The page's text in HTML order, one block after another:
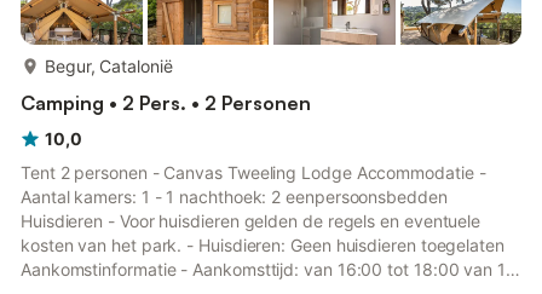
Begur, Catalonië
Camping • 2 Pers. • 2 Personen
10,0
Tent 2 personen - Canvas Tweeling Lodge Accommodatie -
Aantal kamers: 1 - 1 nachthoek: 2 eenpersoonsbedden
Huisdieren - Voor huisdieren gelden de regels en eventuele
kosten van het park. - Huisdieren: Geen huisdieren toegelaten
Aankomstinformatie - Aankomsttijd: van 16:00 tot 18:00 van 1